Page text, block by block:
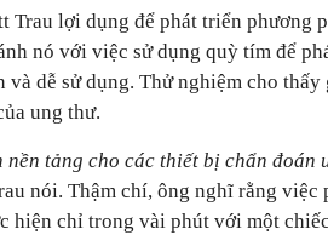
Trau lợi dụng để phát triển phương
nó với việc sử dụng quỳ tím để
và dễ sử dụng. Thử nghiệm cho thấy
ung thư.
tảng cho các thiết bị chẩn đoán
nói. Thậm chí, ông nghĩ rằng việc
hiện chỉ trong vài phút với một